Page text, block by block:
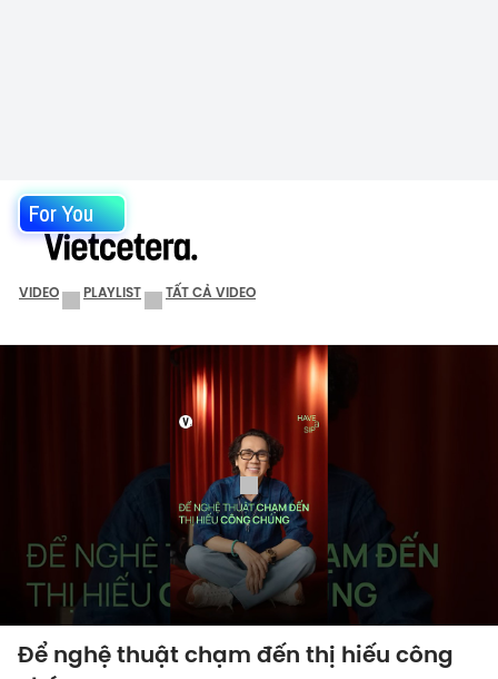
For You
VIDEO PLAYLIST TẤT CẢ VIDEO
Để nghệ thuật chạm đến thị hiếu công